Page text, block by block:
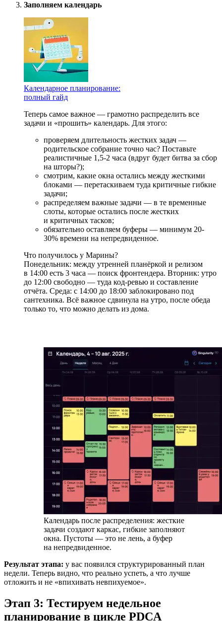
Заполняем календарь
Календарное планирование:
полный гайд
Теперь самое важное — грамотно распределить все
задачи и «прошить» календарь. Для этого:
проверяем длительность жестких задач —
родительское собрание точно час? Поставьте
реалистичные 1,5-2 часа (вдруг будет битва за сбор
на шторы?);
смотрим, какие окна остались между жесткими
блоками — перетаскиваем туда критичные гибкие
задачи;
распределяем важные задачи — в те временные
слоты, которые остались после жестких
и критичных тасков;
обязательно оставляем буферы — минимум 20-
30% времени на непредвиденное.
Что получилось у Марины?
Понедельник: между утренней планёркой и релизом
в 14:00 есть 3 часа — поиск фронтендера. Вторник: утро
до 12:00 свободно — туда код-ревью и составление
отчёта. Среда: с 14:00 до 18:00 заблокировано под
сантехника. Всё важное сдвинула на утро, после обеда
только то, что можно делать из дома.
Календарь после распределения: жесткие
задачи создают каркас, гибкие заполняют
окна. Пустоты — это не лень, а буфер
на непредвиденное.
Результат этапа: у вас появился структурированный план
недели. Теперь видно, что реально успеть, а что лучше
отложить и не «впихивать невпихуемое».
Этап 3: Тестируем недельное
планирование в цикле PDCA